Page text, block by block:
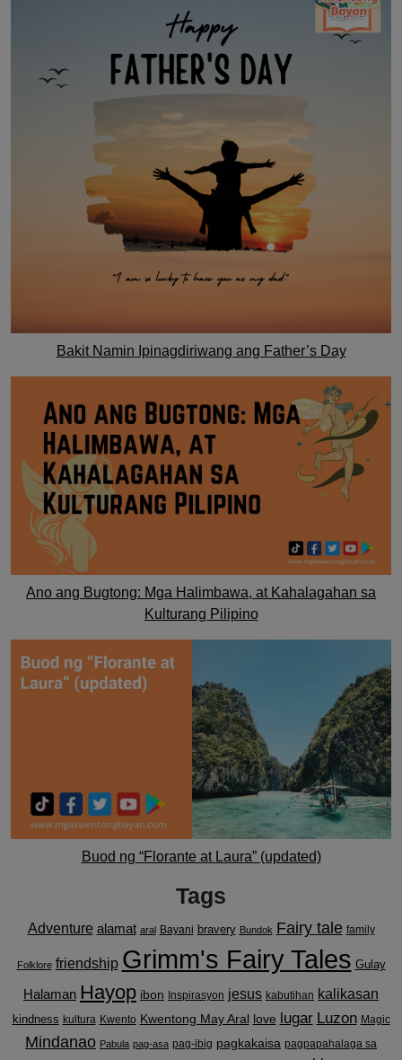
Bakit Namin Ipinagdiriwang ang Father’s Day
Ano ang Bugtong: Mga Halimbawa, at Kahalagahan sa
Kulturang Pilipino
Buod ng “Florante at Laura” (updated)
Tags
Adventure alamat aral Bayani bravery Bundok Fairy tale family
Folklore friendship Grimm's Fairy Tales Gulay
Halaman Hayop ibon Inspirasyon jesus kabutihan kalikasan
kindness kultura Kwento Kwentong May Aral love lugar Luzon Magic
Mindanao Pabula pag-asa pag-ibig pagkakaisa pagpapahalaga sa